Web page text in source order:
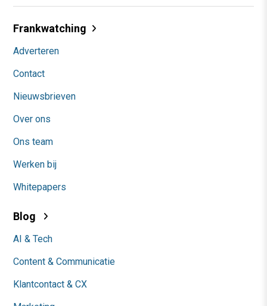
Frankwatching
Adverteren
Contact
Nieuwsbrieven
Over ons
Ons team
Werken bij
Whitepapers
Blog
AI & Tech
Content & Communicatie
Klantcontact & CX